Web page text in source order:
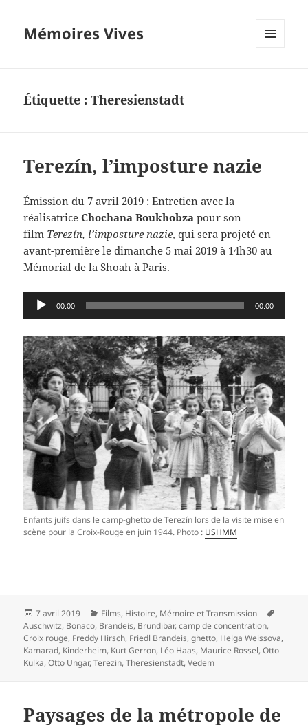
Mémoires Vives
Étiquette :Theresienstadt
Terezín, l’imposture nazie
Émission du 7 avril 2019 : Entretien avec la
réalisatriceChochana Boukhobza pour son
film Terezín, l’imposture nazie, qui sera projeté en
avant-premièrele dimanche 5 mai 2019 à 14h30 au
Mémorial de la Shoah à Paris.
Lecteur
audio
00:00 00:00
Enfants juifs dans le camp-ghetto de Terezín lors de la visite mise en
scène pour la Croix-Rouge en juin 1944. Photo : USHMM
Publié
le
7 avril 2019 Catégories
Films, Histoire, Mémoire et Transmission
Auschwitz, Bonaco, Brandeis, Brundibar,camp de concentration,
Croix rouge, Freddy Hirsch, Friedl Brandeis,ghetto, Helga Weissova,
Kamarad, Kinderheim, Kurt Gerron, Léo Haas, Maurice Rossel,Otto
Kulka,Otto Ungar,Terezin,Theresienstadt,Vedem
Paysages de la métropole de